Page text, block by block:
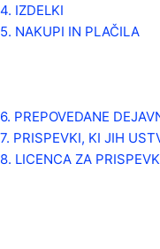
4. IZDELKI
5. NAKUPI IN PLAČILA
6. PREPOVEDANE
7. PRISPEVKI, KI JIH
8. LICENCA ZA